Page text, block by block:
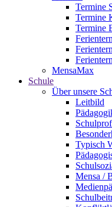
Termine
Termine
Termine
MensaMax
Schule
Über unsere
Leitbild
Typisch
Mensa /